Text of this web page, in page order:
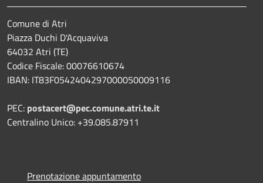
Comune di Atri
Piazza Duchi D'Acquaviva
64032 Atri (TE)
Codice Fiscale: 00076610674
IBAN: IT83F0542404297000050009116
PEC: postacert@pec.comune.atri.te.it
Centralino Unico: +39.085.87911
Prenotazione appuntamento